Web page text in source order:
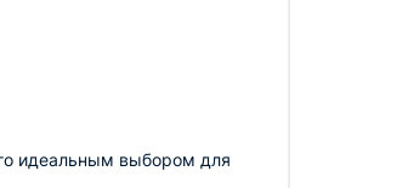
идеальным выбором для